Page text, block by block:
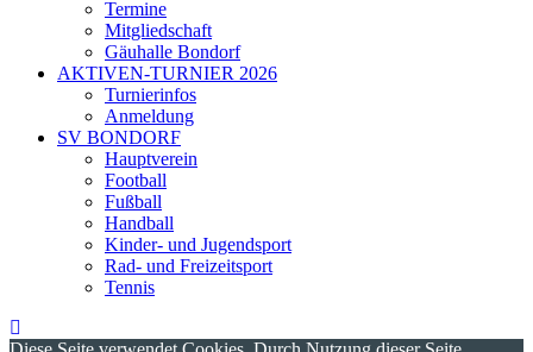
Termine
Mitgliedschaft
Gäuhalle Bondorf
AKTIVEN-TURNIER 2026
Turnierinfos
Anmeldung
SV BONDORF
Hauptverein
Football
Fußball
Handball
Kinder- und Jugendsport
Rad- und Freizeitsport
Tennis